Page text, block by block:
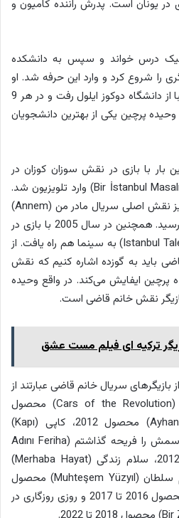
در یونان است. پدرش راننده کامیون و
درس خواند و سپس به دانشکده
را شروع کرد و وارد این حرفه شد. او
سپس به دانشکده هنرهای زیبا از دانشگاه دوکوز ایلول رفت و در هر 9
پرچین یکی از بهترین دانشجویان
2003 برای اولین بار با بازی در نقش سوزان کوزان در
سریال داستانی در استانبول (Bir İstanbul Masalı) وارد تلویزیون شد.
بین سال‌های 2007 تا 2010 نیز نقش اصلی سریال مادر من (Annem)
را داشت و به شهرت بیشتری رسید. همچنین در سال 2005 با بازی در
فیلم داستان‌های استانبول (Istanbul Tales) به سینما هم راه یافت. از
باید به گوزده اشاره کنیم که نقش
ایفایش می‌کند. در واقع وحیده
نقش خانم قاضی است.
ترکیه ای فیلم مست عشق
بازیگرهای سریال خانم قاضی عبارتند از
فیلم‌های ماشین‌های انقلاب (Cars of the Revolution) محصول
2008، ایهان خانم (Ayhan Hanım) محصول 2012، کاپی (Kapı)
محصول 2019 و سریال‌های اسمش را فریحه گذاشتم (Adını Feriha
Koydum) محصول 2011 تا 2012، سلام زندگی (Merhaba Hayat)
محصول 2012 تا 2013، حریم سلطان (Muhteşem Yüzyıl) محصول
2011 تا 2014، مادر (Anne) محصول 2016 تا 2017 و روزی روزگاری در